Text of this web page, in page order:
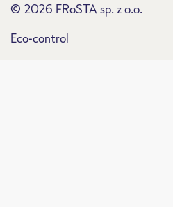
© 2026 FRoSTA sp. z o.o.
Eco-control